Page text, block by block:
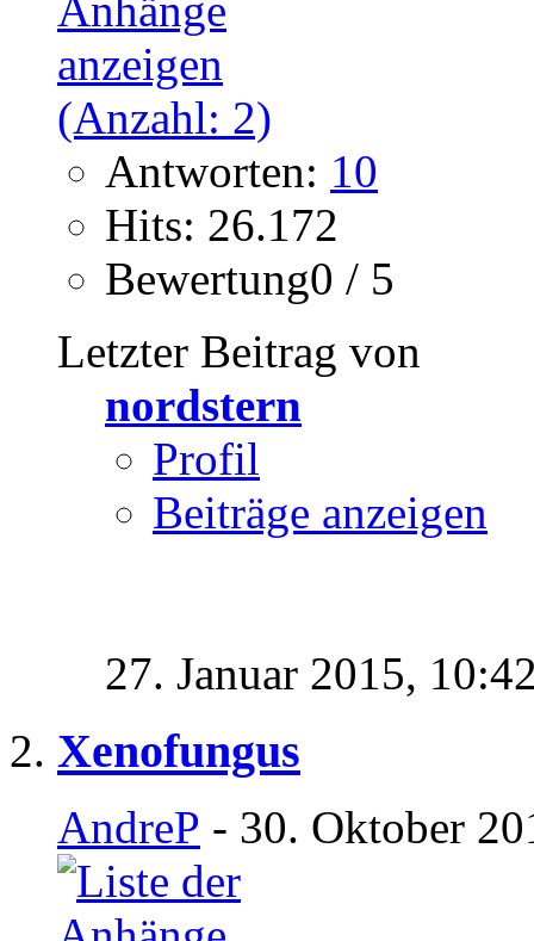
Antworten: 10
Hits: 26.172
Bewertung0 / 5
Letzter Beitrag von
nordstern
Profil
Beiträge anzeigen
27. Januar 2015,
Xenofungus
AndreP - 30. Oktober